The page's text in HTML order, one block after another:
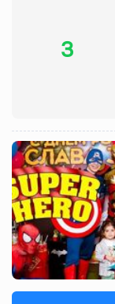
З
Назад